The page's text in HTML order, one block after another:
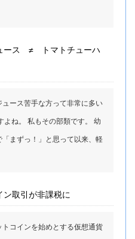
ース ≠ トマトチューハ
ース苦手な方って非常に多い
よね。 私もその部類です。 幼
まずっ！」と思って以来、軽
ン取引が非課税に
コインを始めとする仮想通貨